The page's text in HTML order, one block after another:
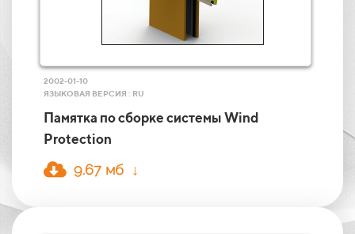
2002-01-10
ЯЗЫКОВАЯ ВЕРСИЯ : RU
Памятка по сборке системы Wind
Protection
9.67 мб ↓